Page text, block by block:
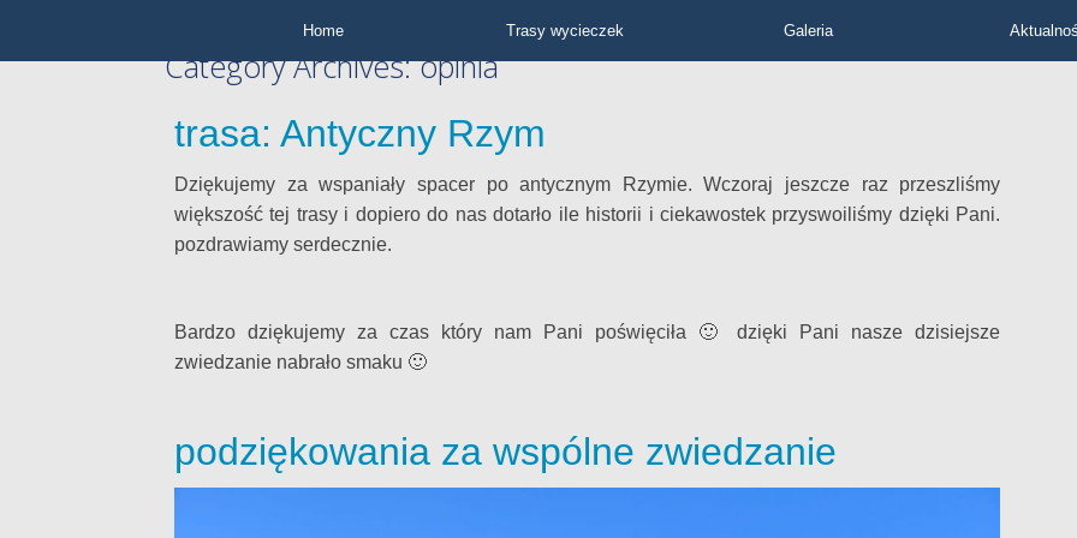
Home Trasy wycieczek Galeria
Category Archives:opinia
trasa: Antyczny Rzym
Dziękujemy za wspaniały spacer po antycznym Rzymie. Wczoraj jeszcze raz przeszliśmy
większość tej trasy i dopiero do nas dotarło ile historii i ciekawostek przyswoiliśmy dzięki Pani.
pozdrawiamy serdecznie.
Bardzo dziękujemy za czas który nam Pani poświęciła 🙂 dzięki Pani nasze dzisiejsze
zwiedzanie nabrało smaku 🙂
podziękowania za wspólne zwiedzanie